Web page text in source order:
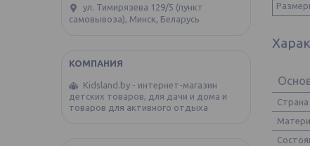
ул. Тимирязева 129/5 (пункт
самовывоза), Минск, Беларусь
Kidsland.by - интернет-магазин
детских товаров, для дачи и дома и
товаров для активного отдыха